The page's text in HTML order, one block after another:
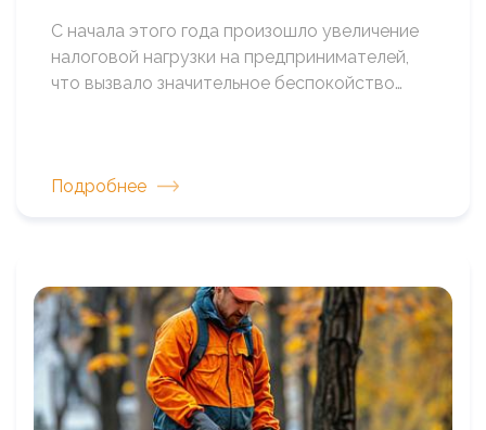
С начала этого года произошло увеличение
налоговой нагрузки на предпринимателей,
что вызвало значительное беспокойство…
Подробнее